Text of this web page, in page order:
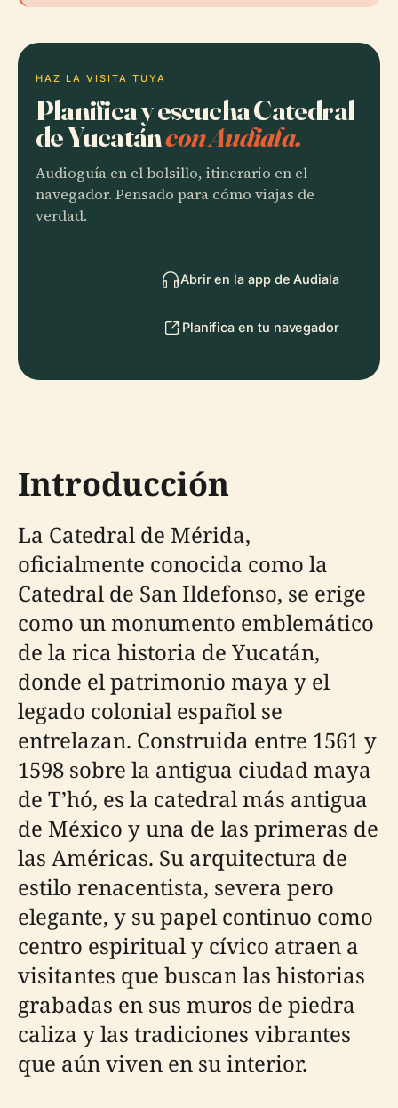
HAZ LA VISITA TUYA
Planifica y escucha Catedral
de Yucatáncon Audiala.
Audioguía en el bolsillo, itinerario en el
navegador. Pensado para cómo viajas de
verdad.
Abrir en la app de Audiala
Planifica en tu navegador
Introducción
La Catedral de Mérida,
oficialmente conocida como la
Catedral de San Ildefonso, se erige
como un monumento emblemático
de la rica historia de Yucatán,
donde el patrimonio maya y el
legado colonial español se
entrelazan. Construida entre 1561 y
1598 sobre la antigua ciudad maya
de T’hó, es la catedral más antigua
de México y una de las primeras de
las Américas. Su arquitectura de
estilo renacentista, severa pero
elegante, y su papel continuo como
centro espiritual y cívico atraen a
visitantes que buscan las historias
grabadas en sus muros de piedra
caliza y las tradiciones vibrantes
que aún viven en su interior.